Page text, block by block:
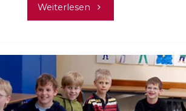
Weiterlesen "Hasskommentare
falsche
Likes"